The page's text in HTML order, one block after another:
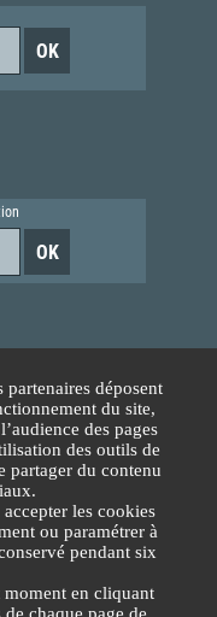
partenaires déposent
du site,
des pages
des outils de
partager du contenu
les cookies
ou paramétrer à
pendant six
moment en cliquant